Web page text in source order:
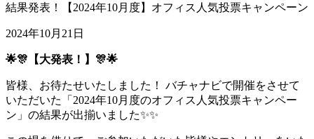
結果発表！【2024年10月度】オフィス人気投票キャンペーン
2024年10月21日
🌟🎊【大発表！】🎊🌟
皆様、お待たせいたしました！ バチャナビで開催をさせて
いただいた「2024年10月度のオフィス人気投票キャンペー
ン」の結果が出揃いました✨✨